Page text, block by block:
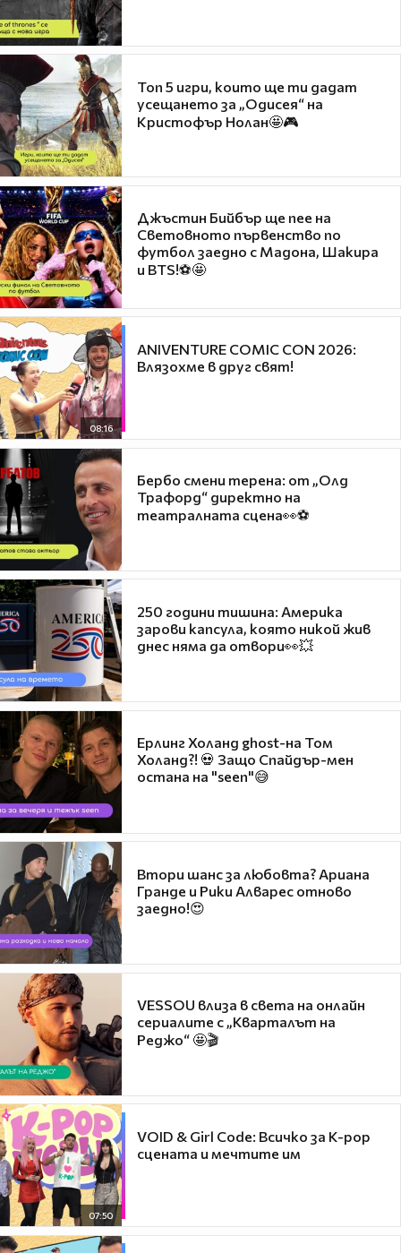
Топ 5 игри, които ще ти дадат
усещането за „Одисея“ на
Кристофър Нолан🤩🎮
Джъстин Бийбър ще пее на
Световното първенство по
футбол заедно с Мадона, Шакира
и BTS!⚽🤩
08:16
ANIVENTURE COMIC CON 2026:
Влязохме в друг свят!
Бербо смени терена: от „Олд
Трафорд“ директно на
театралната сцена👀⚽
250 години тишина: Америка
зарови капсула, която никой жив
днес няма да отвори👀💥
Ерлинг Холанд ghost-на Том
Холанд?! 💀 Защо Спайдър-мен
остана на "seen"😅
Втори шанс за любовта? Ариана
Гранде и Рики Алварес отново
заедно!😍
VESSOU влиза в света на онлайн
сериалите с „Кварталът на
Реджо“ 🤩🎬
07:50
VOID & Girl Code: Всичко за K-pop
сцената и мечтите им